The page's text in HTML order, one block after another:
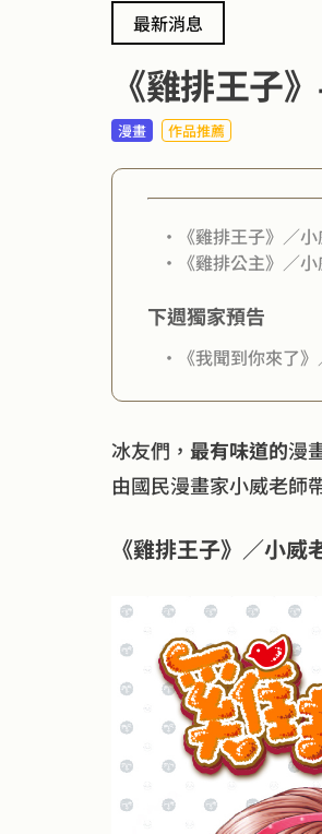
最新消息
《雞排王子
漫畫 作品推薦
・《雞排王子》／
・《雞排公主》／
下週獨家預告
・《我聞到你來了
冰友們， 最有味道的漫
由國民漫畫家小威老師
《雞排王子》／小威